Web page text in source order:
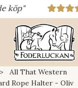
All That Western
Rope Halter - Oliv